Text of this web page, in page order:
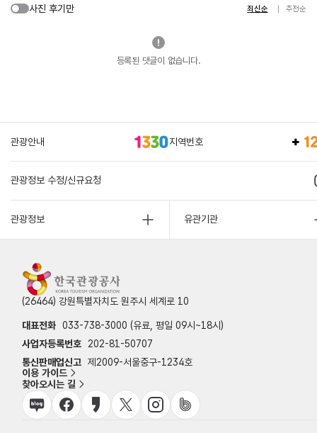
사진 후기만 최신순 추천순
등록된 댓글이 없습니다.
관광안내 지역번호
관광정보 수정/신규요청
관광정보 유관기관
(26464) 강원특별자치도 원주시 세계로 10
대표전화 033-738-3000 (유료, 평일 09시~18시)
사업자등록번호
202-81-50707
통신판매업신고 제2009-서울중구-1234호
이용 가이드
찾아오시는 길